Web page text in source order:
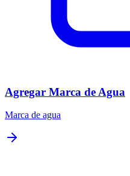
Agregar Marca de Agua
Marca de agua